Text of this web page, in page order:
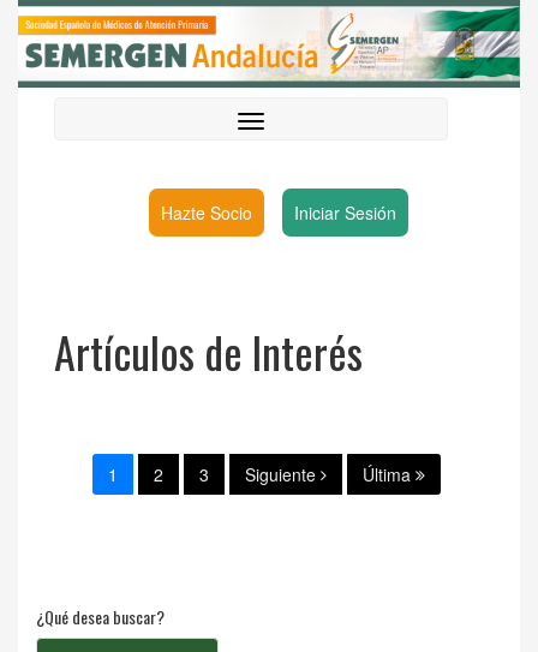
Hazte Socio Iniciar Sesión
Artículos de Interés
1 2 3 Siguiente Última
¿Qué desea buscar?